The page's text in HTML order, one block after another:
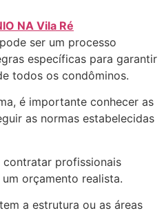
NA Vila Ré
ser um processo
específicas para garantir
todos os condôminos.
é importante conhecer as
as normas estabelecidas
contratar profissionais
orçamento realista.
a estrutura ou as áreas